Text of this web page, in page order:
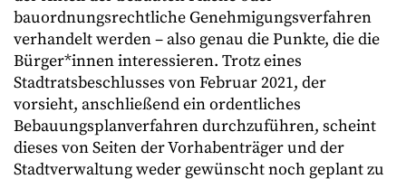
bauordnungsrechtliche Genehmigungsverfahren
verhandelt werden – also genau die Punkte, die die
Bürger*innen interessieren. Trotz eines
Stadtratsbeschlusses von Februar 2021, der
vorsieht, anschließend ein ordentliches
Bebauungsplanverfahren durchzuführen, scheint
dieses von Seiten der Vorhabenträger und der
Stadtverwaltung weder gewünscht noch geplant zu